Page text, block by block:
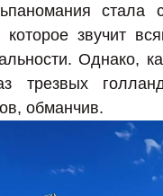
стала
которое звучит
Однако,
трезвых
обманчив.